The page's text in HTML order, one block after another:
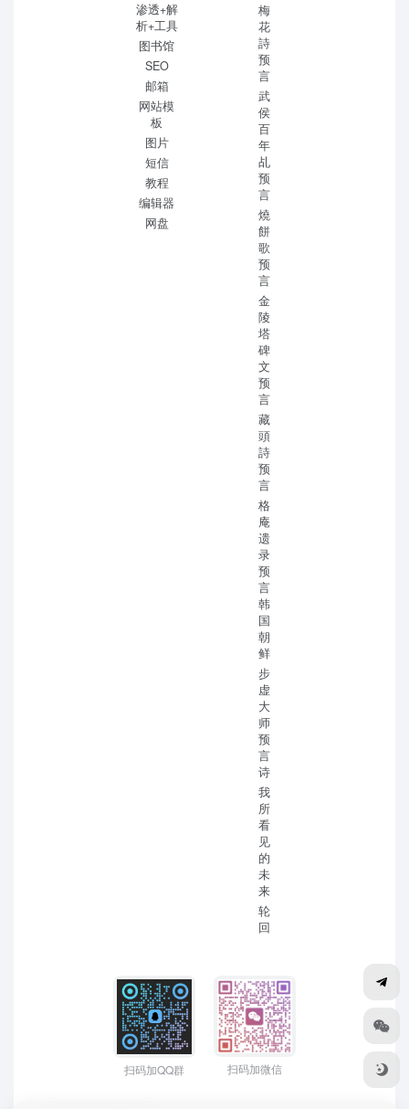
渗透+解
析+工具
图书馆
SEO
邮箱
网站模
板
图片
短信
教程
编辑器
网盘
梅
花
詩
预
言
武
侯
百
年
乩
预
言
燒
餅
歌
预
言
金
陵
塔
碑
文
预
言
藏
頭
詩
预
言
格
庵
遗
录
预
言
韩
国
朝
鲜
步
虚
大
师
预
言
诗
我
所
看
见
的
未
来
轮
回
扫码加QQ群 扫码加微信